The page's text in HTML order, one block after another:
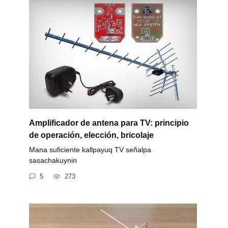
Amplificador de antena para TV: principio
de operación, elección, bricolaje
Mana suficiente kallpayuq TV señalpa
sasachakuynin
5 273